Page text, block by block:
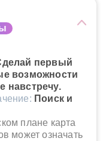
первый
возможности
навстречу.
Поиск и
плане карта
может означать